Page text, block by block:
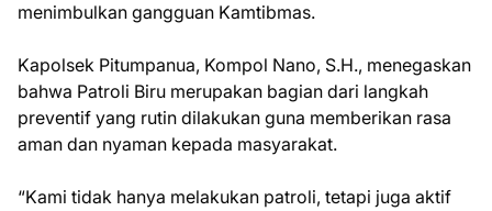
menimbulkan gangguan Kamtibmas.
Kapolsek Pitumpanua, Kompol Nano, S.H., menegaskan
bahwa Patroli Biru merupakan bagian dari langkah
preventif yang rutin dilakukan guna memberikan rasa
aman dan nyaman kepada masyarakat.
“Kami tidak hanya melakukan patroli, tetapi juga aktif